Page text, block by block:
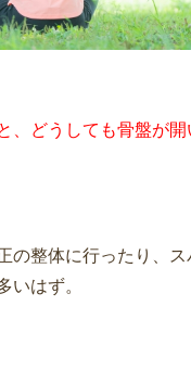
、どうしても骨盤が
の整体に行ったり、ス
いはず。